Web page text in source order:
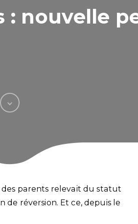
nouvelle
des parents relevait du statut
réversion. Et ce, depuis le